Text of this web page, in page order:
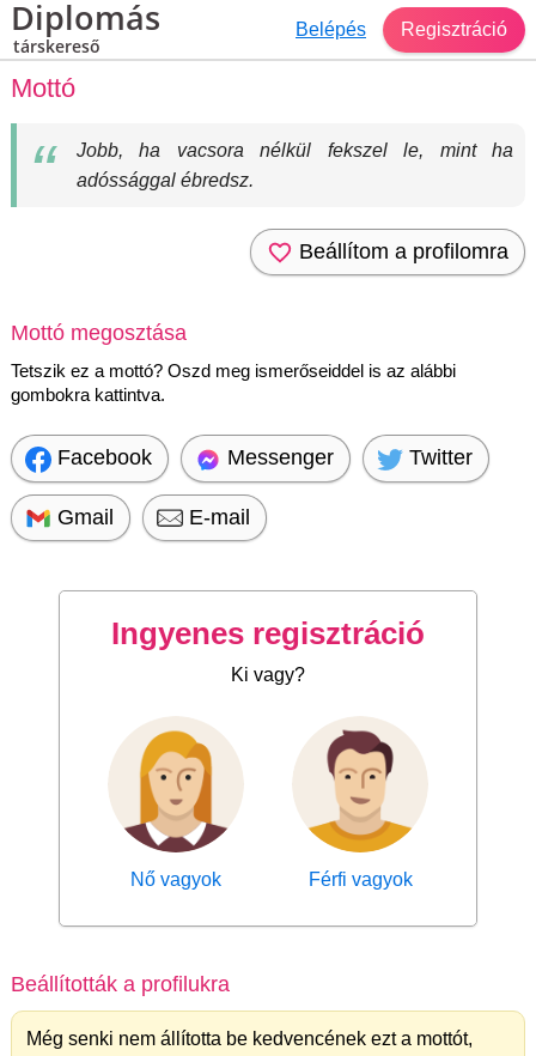
Diplomás
társkereső
Belépés Regisztráció
Mottó
Jobb, ha vacsora nélkül fekszel le, mint ha
adóssággal ébredsz.
Beállítom a profilomra
Mottó megosztása
Tetszik ez a mottó? Oszd meg ismerőseiddel is az alábbi
gombokra kattintva.
Facebook Messenger Twitter
Gmail E-mail
Ingyenes regisztráció
Ki vagy?
Nő vagyok Férfi vagyok
Beállították a profilukra
Még senki nem állította be kedvencének ezt a mottót,